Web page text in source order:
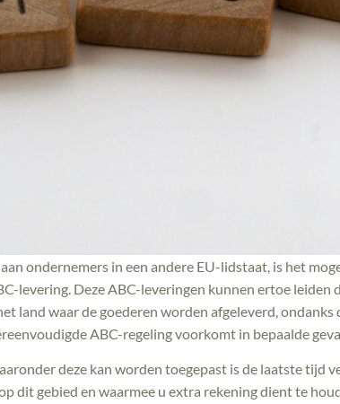
ondernemers in een andere EU-lidstaat, is het
levering. Deze ABC-leveringen kunnen ertoe leiden
land waar de goederen worden afgeleverd,
ABC-regeling voorkomt in bepaalde
deze kan worden toegepast is de laatste tijd
dit gebied en waarmee u extra rekening dient te